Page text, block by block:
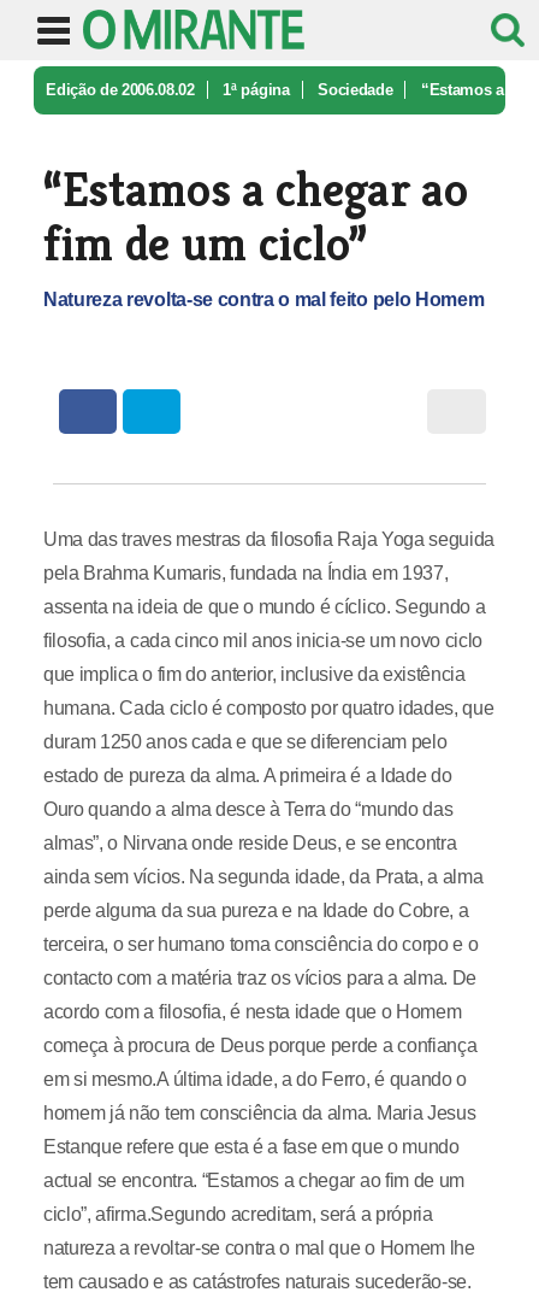
Edição de 2006.08.02 1ª página Sociedade “Estamos a
“Estamos a chegar ao
fim de um ciclo”
Natureza revolta-se contra o mal feito pelo Homem
Uma das traves mestras da filosofia Raja Yoga seguida
pela Brahma Kumaris, fundada na Índia em 1937,
assenta na ideia de que o mundo é cíclico. Segundo a
filosofia, a cada cinco mil anos inicia-se um novo ciclo
que implica o fim do anterior, inclusive da existência
humana. Cada ciclo é composto por quatro idades, que
duram 1250 anos cada e que se diferenciam pelo
estado de pureza da alma. A primeira é a Idade do
Ouro quando a alma desce à Terra do “mundo das
almas”, o Nirvana onde reside Deus, e se encontra
ainda sem vícios. Na segunda idade, da Prata, a alma
perde alguma da sua pureza e na Idade do Cobre, a
terceira, o ser humano toma consciência do corpo e o
contacto com a matéria traz os vícios para a alma. De
acordo com a filosofia, é nesta idade que o Homem
começa à procura de Deus porque perde a confiança
em si mesmo.A última idade, a do Ferro, é quando o
homem já não tem consciência da alma. Maria Jesus
Estanque refere que esta é a fase em que o mundo
actual se encontra. “Estamos a chegar ao fim de um
ciclo”, afirma.Segundo acreditam, será a própria
natureza a revoltar-se contra o mal que o Homem lhe
tem causado e as catástrofes naturais sucederão-se.